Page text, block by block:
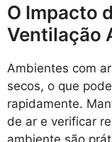
O Impacto
Ventilação
Ambientes com
secos, o que
rapidamente.
de ar e verificar
ambiente são